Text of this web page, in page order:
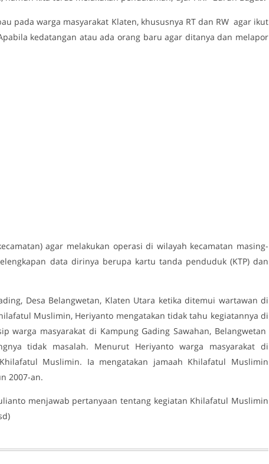
pada warga masyarakat Klaten, khususnya RT dan RW agar ikut
kedatangan atau ada orang baru agar ditanya dan melapor
agar melakukan operasi di wilayah kecamatan masing-
data dirinya berupa kartu tanda penduduk (KTP) dan
Desa Belangwetan, Klaten Utara ketika ditemui wartawan di
Muslimin, Heriyanto mengatakan tidak tahu kegiatannya di
warga masyarakat di Kampung Gading Sawahan, Belangwetan
tidak masalah. Menurut Heriyanto warga masyarakat di
Muslimin. Ia mengatakan jamaah Khilafatul Muslimin
2007-an.
menjawab pertanyaan tentang kegiatan Khilafatul Muslimin